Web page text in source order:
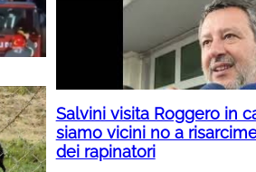
Salvini visita Roggero in
siamo vicini no a
dei rapinatori